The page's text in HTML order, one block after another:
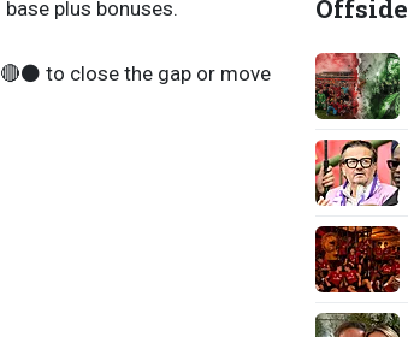
plus bonuses.
to close the gap or move
Offside